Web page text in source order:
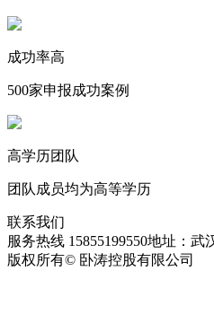
成功率高
500家申报成功案例
高学历团队
团队成员均为高等学历
联系我们
服务热线 15855199550地址：武
版权所有© 卧涛控股有限公司